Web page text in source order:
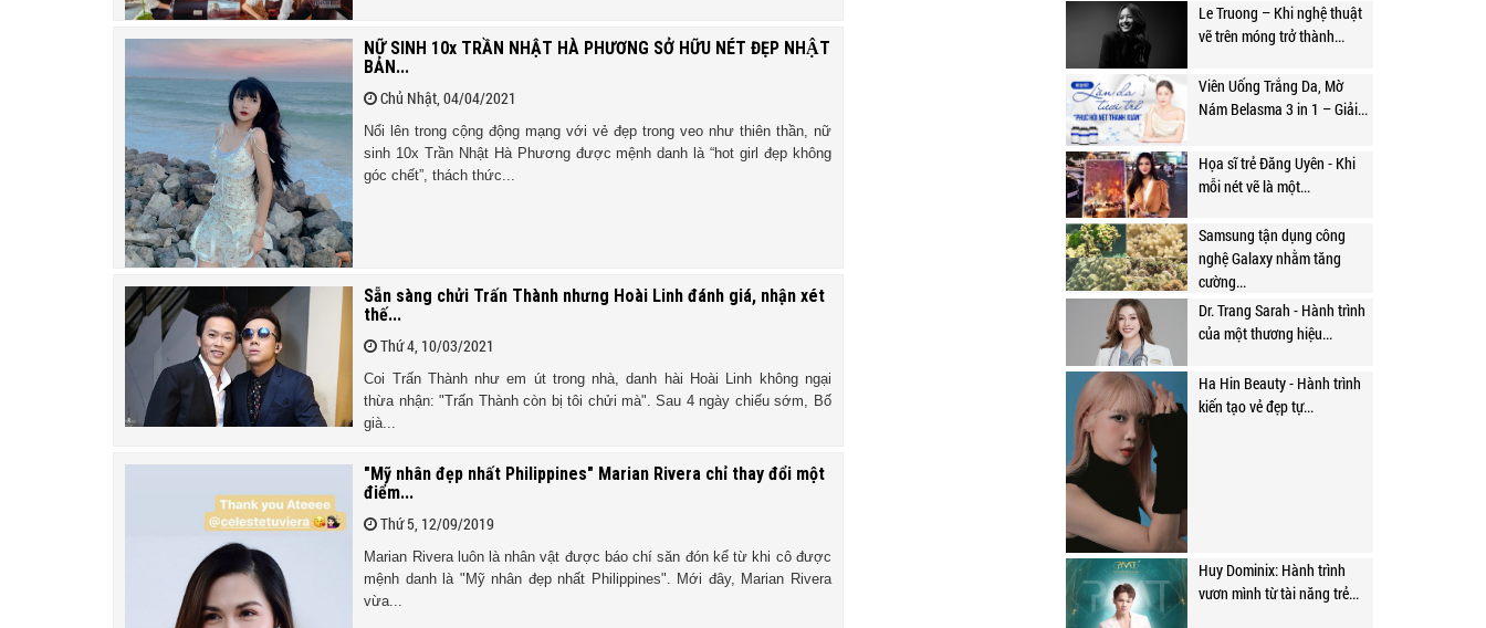
NỮ SINH 10x TRẦN NHẬT HÀ PHƯƠNG SỞ HỮU NÉT ĐẸP NHẬT
BẢN...
Chủ Nhật, 04/04/2021
Nổi lên trong cộng động mạng với vẻ đẹp trong veo như thiên thần, nữ
sinh 10x Trần Nhật Hà Phương được mệnh danh là “hot girl đẹp không
góc chết”, thách thức...
Sẵn sàng chửi Trấn Thành nhưng Hoài Linh đánh giá, nhận xét
thế...
Thứ 4, 10/03/2021
Coi Trấn Thành như em út trong nhà, danh hài Hoài Linh không ngại
thừa nhận: "Trấn Thành còn bị tôi chửi mà". Sau 4 ngày chiếu sớm, Bố
già...
"Mỹ nhân đẹp nhất Philippines" Marian Rivera chỉ thay đổi một
điểm...
Thứ 5, 12/09/2019
Marian Rivera luôn là nhân vật được báo chí săn đón kể từ khi cô được
mệnh danh là "Mỹ nhân đẹp nhất Philippines". Mới đây, Marian Rivera
vừa...
Le Truong – Khi nghệ thuật
vẽ trên móng trở thành...
Viên Uống Trắng Da, Mờ
Nám Belasma 3 in 1 – Giải...
Họa sĩ trẻ Đăng Uyên - Khi
mỗi nét vẽ là một...
Samsung tận dụng công
nghệ Galaxy nhằm tăng
cường...
Dr. Trang Sarah - Hành trình
của một thương hiệu...
Ha Hin Beauty - Hành trình
kiến tạo vẻ đẹp tự...
Huy Dominix: Hành trình
vươn mình từ tài năng trẻ...